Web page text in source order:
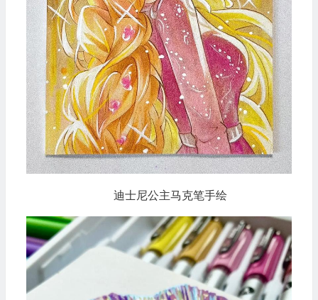
迪士尼公主马克笔手绘